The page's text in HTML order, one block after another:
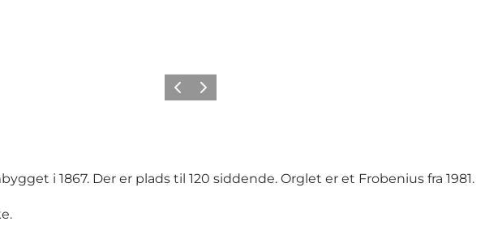
ForrigeNæste
i 1867. Der er plads til 120 siddende. Orglet er et Frobenius fra 1981.